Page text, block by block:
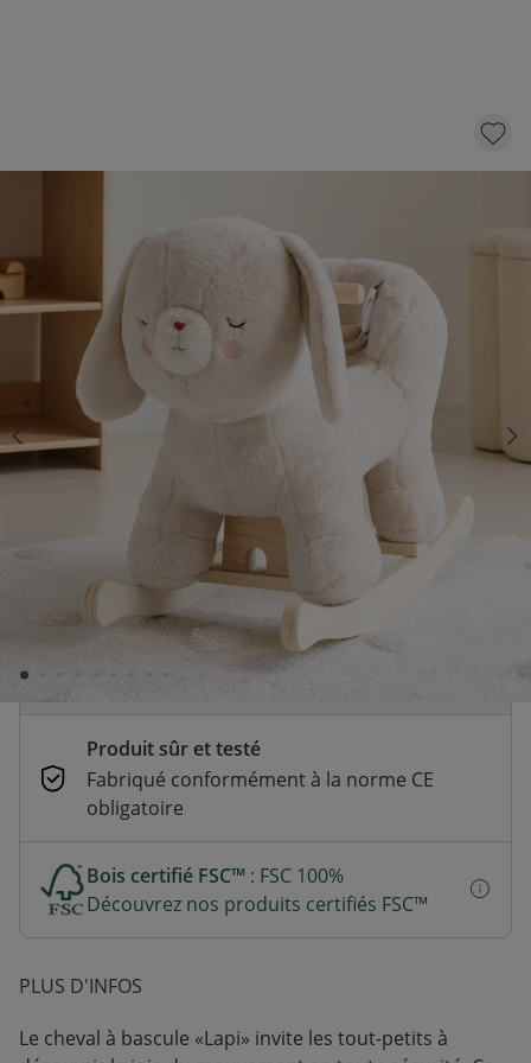
79,
dont éco-participation 1,49
AJOUTER AU PANIER
En stock
Livraison rapide
En stock | Livraison rapide (2 à 5 jours
ouvrés)
Paiement sécurisé et flexible
CB, Paypal, Klarna, Apple Pay, Google Pay
Produit sûr et testé
Fabriqué conformément à la norme CE
obligatoire
Bois certifié FSC™ : FSC 100%
Découvrez nos produits certifiés FSC™
PLUS D'INFOS
Le cheval à bascule «Lapi» invite les tout-petits à